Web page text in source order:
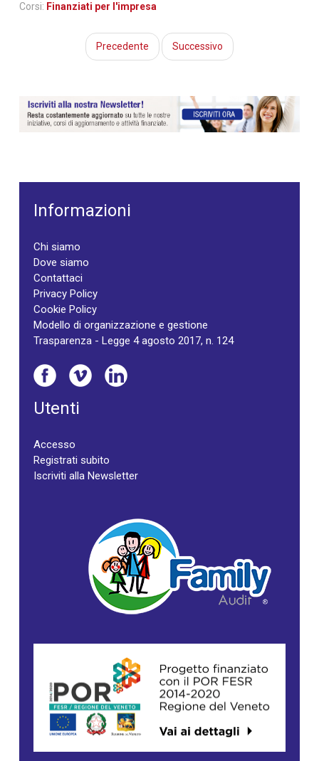
Corsi: Finanziati per l'impresa
Precedente Successivo
Informazioni
Chi siamo
Dove siamo
Contattaci
Privacy Policy
Cookie Policy
Modello di organizzazione e gestione
Trasparenza - Legge 4 agosto 2017, n. 124
Utenti
Accesso
Registrati subito
Iscriviti alla Newsletter